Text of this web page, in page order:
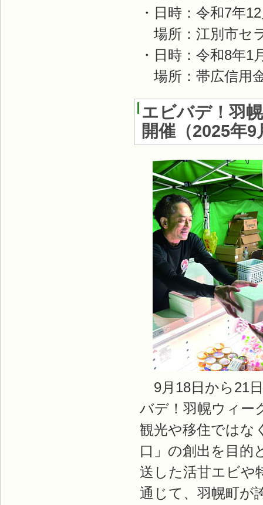
・日時：令和7年
場所：江別市セ
・日時：令和8年1
場所：帯広信用
エビバデ！羽
開催 （2025年9
9月18日から21
バデ！羽幌ウィー
観光や移住ではな
口」の創出を目的
送した活甘エビや
通じて、羽幌町が